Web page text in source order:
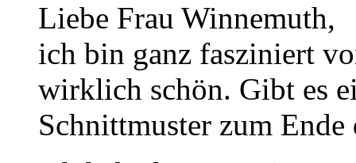
Liebe Frau Winnemuth,
ich bin ganz fasziniert
wirklich schön. Gibt es
Schnittmuster zum Ende